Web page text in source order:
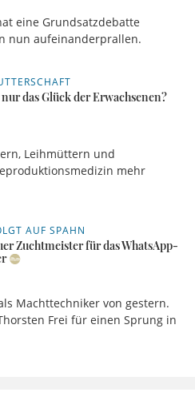
eine Grundsatzdebatte
nun aufeinanderprallen.
das Glück der Erwachsenen?
Leihmüttern und
mehr
AUF SPAHN
Zuchtmeister für das WhatsApp-
Machttechniker von gestern.
Frei für einen Sprung in